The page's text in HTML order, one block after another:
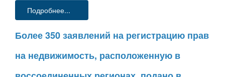
Подробнее...
Более 350 заявлений на регистрацию прав
на недвижимость, расположенную в